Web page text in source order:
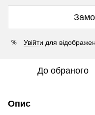
% Увійти для
До обраного
Опис